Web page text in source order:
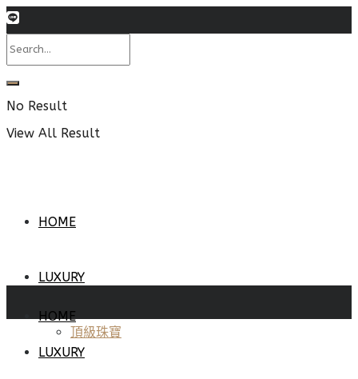
No Result
View All Result
HOME
LUXURY
頂級珠寶
HOME
LUXURY